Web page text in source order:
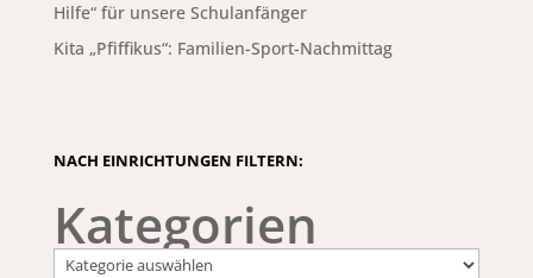
Hilfe“ für unsere Schulanfänger
Kita „Pfiffikus“: Familien-Sport-Nachmittag
NACH EINRICHTUNGEN FILTERN:
Kategorien